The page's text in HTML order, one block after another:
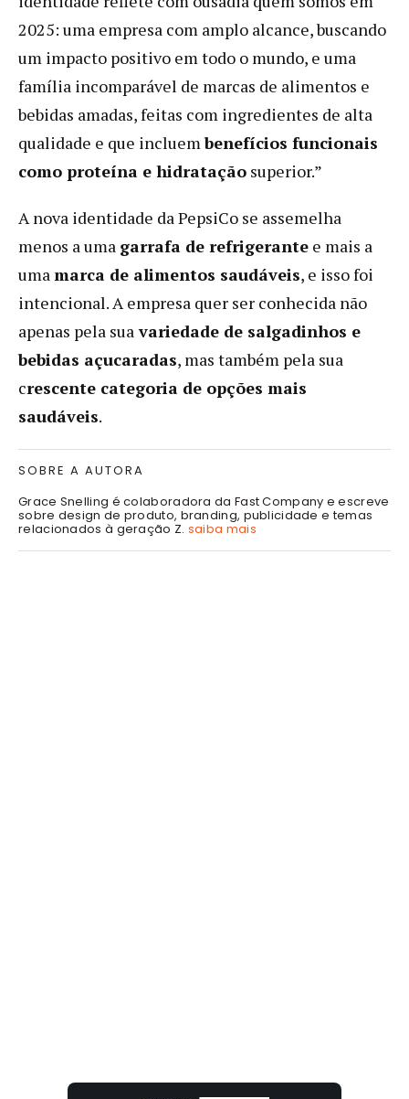
2025: uma empresa com amplo alcance, buscando
um impacto positivo em todo o mundo, e uma
família incomparável de marcas de alimentos e
bebidas amadas, feitas com ingredientes de alta
qualidade e que incluembenefícios funcionais
como proteína e hidratação superior.”
A nova identidade da PepsiCo se assemelha
menos a uma garrafa de refrigerante e mais a
umamarca de alimentos saudáveis, e isso foi
intencional. A empresa quer ser conhecida não
apenas pela suavariedade de salgadinhos e
bebidas açucaradas, mas também pela sua
crescente categoria de opções mais
saudáveis.
SOBRE A AUTORA
Grace Snelling é colaboradora da Fast Company e escreve
sobre design de produto, branding, publicidade e temas
relacionados à geração Z. saiba mais